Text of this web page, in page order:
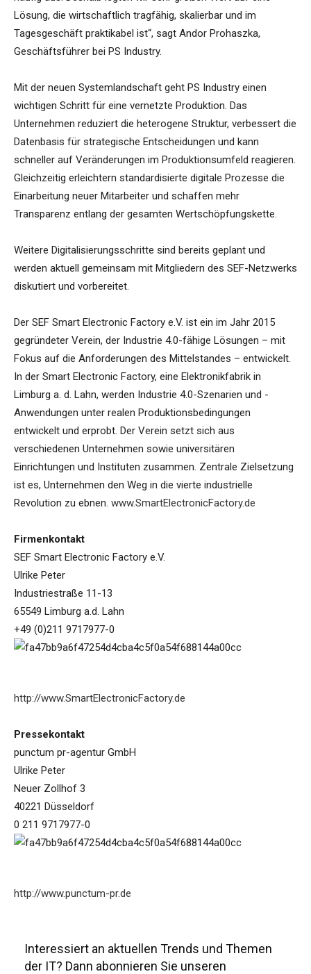
Lösung, die wirtschaftlich tragfähig, skalierbar und im
Tagesgeschäft praktikabel ist“, sagt Andor Prohaszka,
Geschäftsführer bei PS Industry.
Mit der neuen Systemlandschaft geht PS Industry einen
wichtigen Schritt für eine vernetzte Produktion. Das
Unternehmen reduziert die heterogene Struktur, verbessert die
Datenbasis für strategische Entscheidungen und kann
schneller auf Veränderungen im Produktionsumfeld reagieren.
Gleichzeitig erleichtern standardisierte digitale Prozesse die
Einarbeitung neuer Mitarbeiter und schaffen mehr
Transparenz entlang der gesamten Wertschöpfungskette.
Weitere Digitalisierungsschritte sind bereits geplant und
werden aktuell gemeinsam mit Mitgliedern des SEF-Netzwerks
diskutiert und vorbereitet.
Der SEF Smart Electronic Factory e.V. ist ein im Jahr 2015
gegründeter Verein, der Industrie 4.0-fähige Lösungen – mit
Fokus auf die Anforderungen des Mittelstandes – entwickelt.
In der Smart Electronic Factory, eine Elektronikfabrik in
Limburg a. d. Lahn, werden Industrie 4.0-Szenarien und -
Anwendungen unter realen Produktionsbedingungen
entwickelt und erprobt. Der Verein setzt sich aus
verschiedenen Unternehmen sowie universitären
Einrichtungen und Instituten zusammen. Zentrale Zielsetzung
ist es, Unternehmen den Weg in die vierte industrielle
Revolution zu ebnen. www.SmartElectronicFactory.de
Firmenkontakt
SEF Smart Electronic Factory e.V.
Ulrike Peter
Industriestraße 11-13
65549 Limburg a.d. Lahn
+49 (0)211 9717977-0
http://www.SmartElectronicFactory.de
Pressekontakt
punctum pr-agentur GmbH
Ulrike Peter
Neuer Zollhof 3
40221 Düsseldorf
0 211 9717977-0
http://www.punctum-pr.de
Interessiert an aktuellen Trends und Themen
der IT? Dann abonnieren Sie unseren